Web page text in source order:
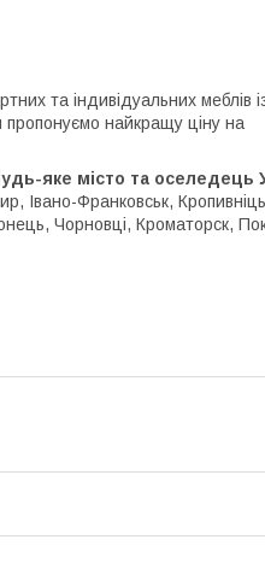
та індивідуальних меблів
пропонуємо найкращу ціну на
яке місто та оселедець
Івано-Франковськ,
Чорновці, Кроматорск,